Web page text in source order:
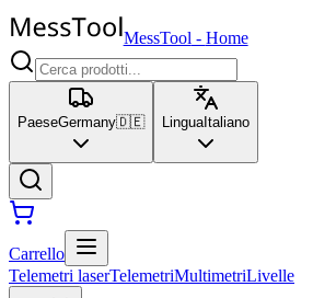
MessTool - Home
PaeseGermany🇩🇪 LinguaItaliano
Carrello
Telemetri laserTelemetriMultimetriLivelle